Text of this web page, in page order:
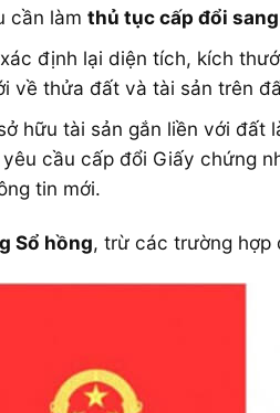
cần làm thủ tục cấp đổi
định lại diện tích, kích
về thửa đất và tài sản trên
hữu tài sản gắn liền với
cầu cấp đổi Giấy chứng
tin mới.
Sổ hồng, trừ các trường hợp